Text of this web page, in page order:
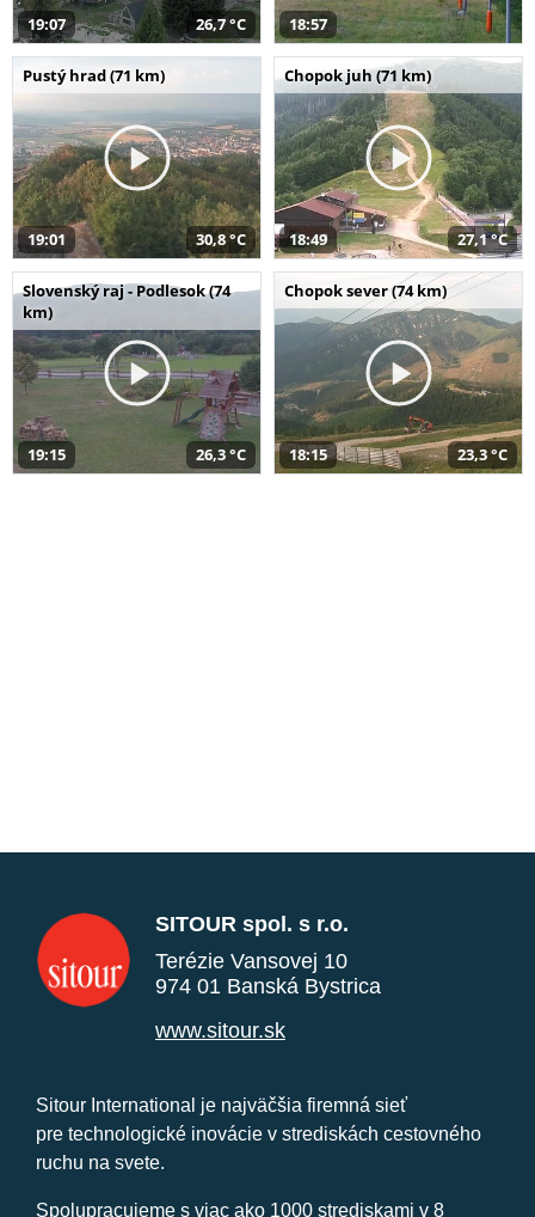
19:07 26,7 °C 18:57
Pustý hrad (71 km)
19:01 30,8 °C
Chopok juh (71 km)
18:49 27,1 °C
Slovenský raj - Podlesok (74
km)
19:15 26,3 °C
Chopok sever (74 km)
18:15 23,3 °C
SITOUR spol. s r.o.
Terézie Vansovej 10
974 01 Banská Bystrica
www.sitour.sk
Sitour International je najväčšia firemná sieť
pre technologické inovácie v strediskách cestovného
ruchu na svete.
Spolupracujeme s viac ako 1000 strediskami v 8